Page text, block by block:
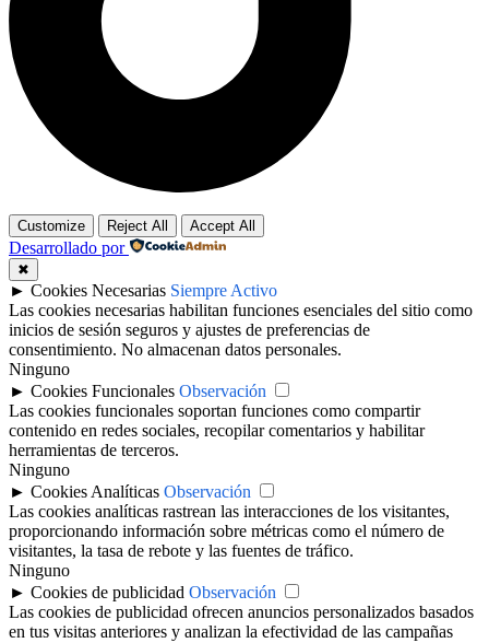
Customize Reject All Accept All
Desarrollado por
✖
► Cookies Necesarias Siempre Activo
Las cookies necesarias habilitan funciones esenciales del sitio como
inicios de sesión seguros y ajustes de preferencias de
consentimiento. No almacenan datos personales.
Ninguno
► Cookies Funcionales Observación
Las cookies funcionales soportan funciones como compartir
contenido en redes sociales, recopilar comentarios y habilitar
herramientas de terceros.
Ninguno
► Cookies Analíticas Observación
Las cookies analíticas rastrean las interacciones de los visitantes,
proporcionando información sobre métricas como el número de
visitantes, la tasa de rebote y las fuentes de tráfico.
Ninguno
► Cookies de publicidad Observación
Las cookies de publicidad ofrecen anuncios personalizados basados
en tus visitas anteriores y analizan la efectividad de las campañas